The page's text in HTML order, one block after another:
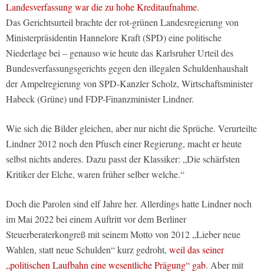
Landesverfassung war die zu hohe Kreditaufnahme.
Das Gerichtsurteil brachte der rot-grünen Landesregierung von
Ministerpräsidentin Hannelore Kraft (SPD) eine politische
Niederlage bei – genauso wie heute das Karlsruher Urteil des
Bundesverfassungsgerichts gegen den illegalen Schuldenhaushalt
der Ampelregierung von SPD-Kanzler Scholz, Wirtschaftsminister
Habeck (Grüne) und FDP-Finanzminister Lindner.
Wie sich die Bilder gleichen, aber nur nicht die Sprüche. Verurteilte
Lindner 2012 noch den Pfusch einer Regierung, macht er heute
selbst nichts anderes. Dazu passt der Klassiker: „Die schärfsten
Kritiker der Elche, waren früher selber welche.“
Doch die Parolen sind elf Jahre her. Allerdings hatte Lindner noch
im Mai 2022 bei einem Auftritt vor dem Berliner
Steuerberaterkongreß mit seinem Motto von 2012 „Lieber neue
Wahlen, statt neue Schulden“ kurz gedroht, weil das seiner
„politischen Laufbahn eine wesentliche Prägung“ gab. Aber mit